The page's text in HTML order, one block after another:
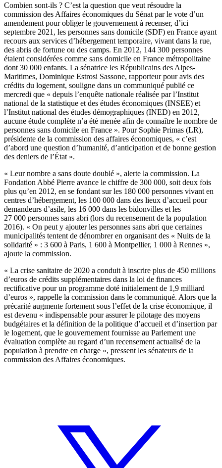
Combien sont-ils ? C’est la question que veut résoudre la
commission des Affaires économiques du Sénat par le vote d’un
amendement pour obliger le gouvernement à recenser, d’ici
septembre 2021, les personnes sans domicile (SDF) en France ayant
recours aux services d’hébergement temporaire, vivant dans la rue,
des abris de fortune ou des camps. En 2012, 144 300 personnes
étaient considérées comme sans domicile en France métropolitaine
dont 30 000 enfants. La sénatrice les Républicains des Alpes-
Maritimes, Dominique Estrosi Sassone, rapporteur pour avis des
crédits du logement, souligne dans un communiqué publié ce
mercredi que « depuis l’enquête nationale réalisée par l’Institut
national de la statistique et des études économiques (INSEE) et
l’Institut national des études démographiques (INED) en 2012,
aucune étude complète n’a été menée afin de connaître le nombre de
personnes sans domicile en France ». Pour Sophie Primas (LR),
présidente de la commission des affaires économiques, « c’est
d’abord une question d’humanité, d’anticipation et de bonne gestion
des deniers de l’État ».
« Leur nombre a sans doute doublé », alerte la commission. La
Fondation Abbé Pierre avance le chiffre de 300 000, soit deux fois
plus qu’en 2012, en se fondant sur les 180 000 personnes vivant en
centres d’hébergement, les 100 000 dans des lieux d’accueil pour
demandeurs d’asile, les 16 000 dans les bidonvilles et les
27 000 personnes sans abri (lors du recensement de la population
2016). « On peut y ajouter les personnes sans abri que certaines
municipalités tentent de dénombrer en organisant des « Nuits de la
solidarité » : 3 600 à Paris, 1 600 à Montpellier, 1 000 à Rennes »,
ajoute la commission.
« La crise sanitaire de 2020 a conduit à inscrire plus de 450 millions
d’euros de crédits supplémentaires dans la loi de finances
rectificative pour un programme doté initialement de 1,9 milliard
d’euros », rappelle la commission dans le communiqué. Alors que la
précarité augmente fortement sous l’effet de la crise économique, il
est devenu « indispensable pour assurer le pilotage des moyens
budgétaires et la définition de la politique d’accueil et d’insertion par
le logement, que le gouvernement fournisse au Parlement une
évaluation complète au regard d’un recensement actualisé de la
population à prendre en charge », pressent les sénateurs de la
commission des Affaires économiques.